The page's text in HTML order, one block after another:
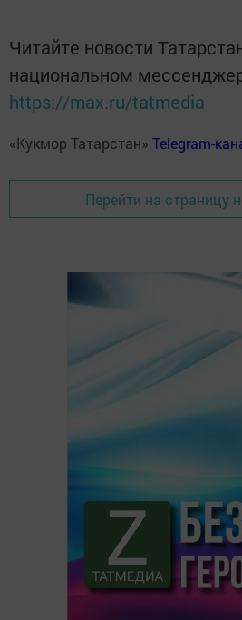
Читайте новости
национальном
https://max.ru/tatmedia
«Кукмор Татарстан» Telegram-
Перейти на страницу